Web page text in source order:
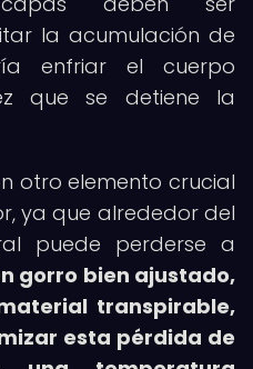
la acumulación de
enfriar el cuerpo
que se detiene la
otro elemento crucial
ya que alrededor del
puede perderse a
gorro bien ajustado,
transpirable,
esta pérdida de